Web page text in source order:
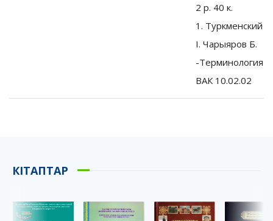
2 р. 40 к.
1. Туркменский
I. Чарыяров Б.
-Терминология
ВАК 10.02.02
КІТАПТАР